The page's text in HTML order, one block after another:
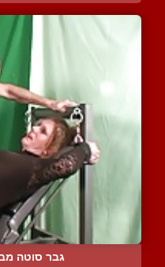
גבר סוטה